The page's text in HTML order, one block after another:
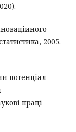
2005.
потенціал
праці